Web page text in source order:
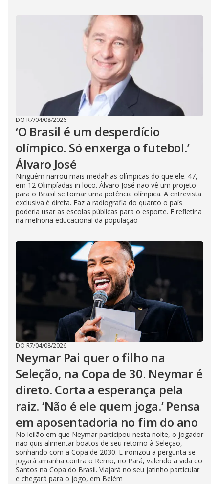
DO R7/04/08/2026
‘O Brasil é um desperdício
olímpico. Só enxerga o futebol.’
Álvaro José
Ninguém narrou mais medalhas olímpicas do que ele. 47,
em 12 Olimpíadas in loco. Álvaro José não vê um projeto
para o Brasil se tornar uma potência olímpica. A entrevista
exclusiva é direta. Faz a radiografia do quanto o país
poderia usar as escolas públicas para o esporte. E refletiria
na melhoria educacional da população
DO R7/04/08/2026
Neymar Pai quer o filho na
Seleção, na Copa de 30. Neymar é
direto. Corta a esperança pela
raiz. ‘Não é ele quem joga.’ Pensa
em aposentadoria no fim do ano
No leilão em que Neymar participou nesta noite, o jogador
não quis alimentar boatos de seu retorno à Seleção,
sonhando com a Copa de 2030. E ironizou a pergunta se
jogará amanhã contra o Remo, no Pará, valendo a vida do
Santos na Copa do Brasil. Viajará no seu jatinho particular
e chegará para o jogo, em Belém